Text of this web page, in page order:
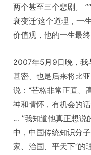
两个甚至三个悲剧。
衰变迁’这个道理，一
价值观，他的一生最
2007年5月9日晚，我
甚密、也是后来将比
说：“芒格非常正直、
神和情怀，有机会的
… ”我知道他真正想说
中，中国传统知识分
家、治国、平天下”的